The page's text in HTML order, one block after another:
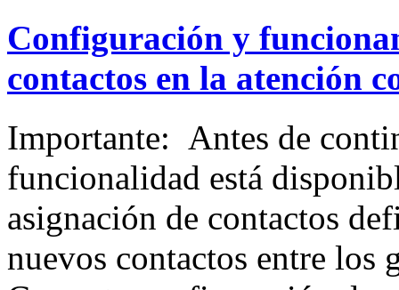
Configuración y
contactos en la atención
Importante: Antes de
funcionalidad está
asignación de contactos
nuevos contactos entre los